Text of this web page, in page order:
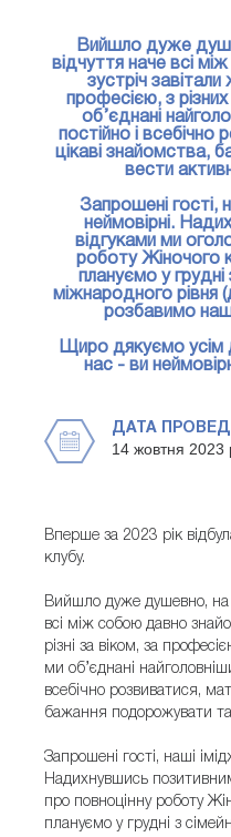
Вийшло дуже
відчуття наче всі
зустріч завітали
професією, з
об’єднані
постійно і всебічно
цікаві знайомства,
вести
Запрошені гості,
неймовірні.
відгуками ми
роботу Жіночого
плануємо у
міжнародного рівня
розбавимо
Щиро дякуємо усім
нас - ви
ДАТА
14 жовтня 2023
Вперше за 2023 рік
клубу.
Вийшло дуже душевно, на
всі між собою давно
різні за віком, за
ми об’єднані
всебічно розвиватися,
бажання подорожувати
Запрошені гості, наші
Надихнувшись
про повноцінну роботу
плануємо у грудні з